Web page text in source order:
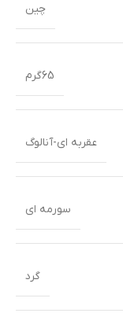
چین
65گرم
عقربه ای-آنالوگ
سورمه ای
گرد